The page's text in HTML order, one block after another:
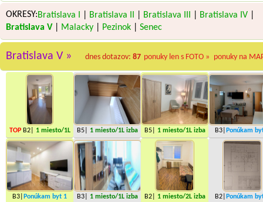
OKRESY:Bratislava I Bratislava II Bratislava III Bratislava IV
Bratislava V
Malacky Pezinok Senec
dnes dotazov: 87 ponuky len s FOTO » ponuky na
Bratislava V »
TOPB2| 1 miesto/1L
izba
B5| 1 miesto/1L izba B5| 1 miesto/1L izba B3| Ponúkam
B3| Ponúkam byt 1 B3| 1 miesto/1L izba B2| 1 miesto/2L izba B2| Ponúkam